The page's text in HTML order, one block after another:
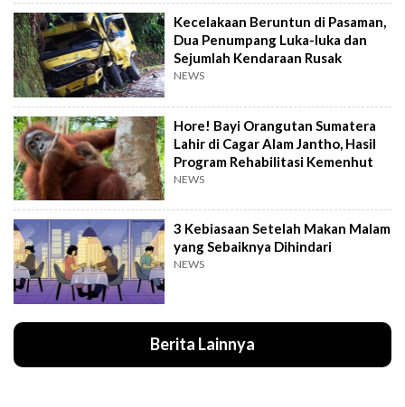
Kecelakaan Beruntun di Pasaman,
Dua Penumpang Luka-luka dan
Sejumlah Kendaraan Rusak
NEWS
Hore! Bayi Orangutan Sumatera
Lahir di Cagar Alam Jantho, Hasil
Program Rehabilitasi Kemenhut
NEWS
3 Kebiasaan Setelah Makan Malam
yang Sebaiknya Dihindari
NEWS
Berita Lainnya